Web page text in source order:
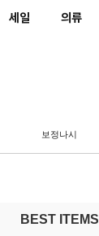
세일 의류
보정나시
BEST ITEMS